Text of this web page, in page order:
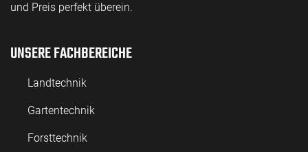
und Preis perfekt überein.
UNSERE FACHBEREICHE
Landtechnik
Gartentechnik
Forsttechnik